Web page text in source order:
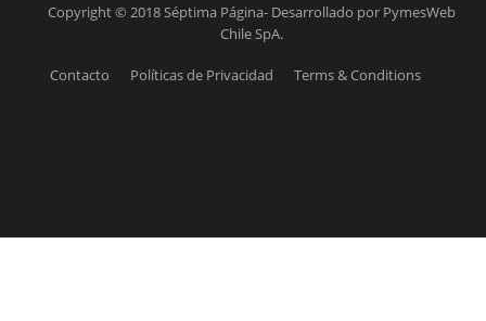
Copyright © 2018 Séptima Página- Desarrollado por PymesWeb
Chile SpA.
Contacto Políticas de Privacidad Terms & Conditions